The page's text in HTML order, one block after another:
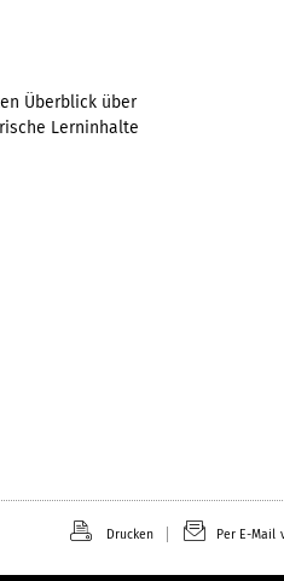
Überblick über
Lerninhalte
Drucken Per E-Mail